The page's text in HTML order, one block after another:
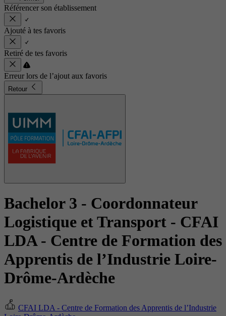
Référencer son établissement
Ajouté à tes favoris
Retiré de tes favoris
Erreur lors de l’ajout aux favoris
Retour
Bachelor 3 - Coordonnateur
Logistique et Transport - CFAI
LDA - Centre de Formation des
Apprentis de l’Industrie Loire-
Drôme-Ardèche
CFAI LDA - Centre de Formation des Apprentis de l’Industrie